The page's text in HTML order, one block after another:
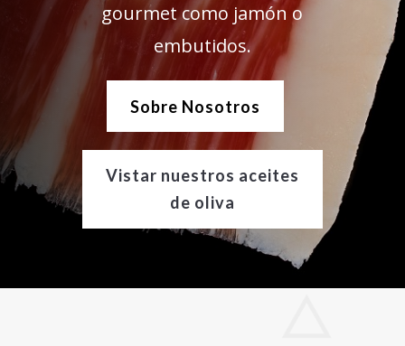
gourmet como jamón o
embutidos.
Sobre Nosotros
Vistar nuestros aceites
de oliva